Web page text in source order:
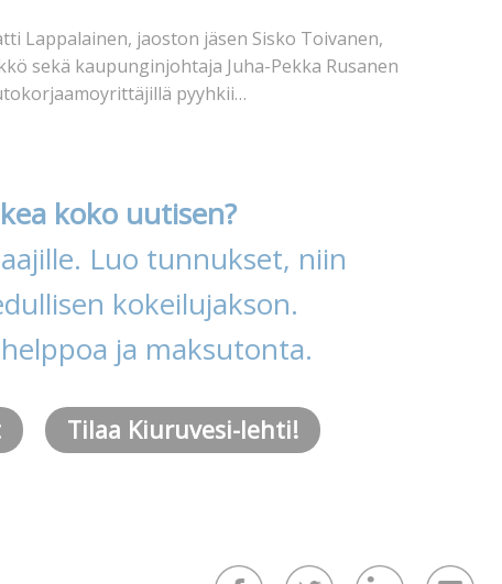
Lappalainen, jaoston jäsen Sisko Toivanen,
sekä kaupunginjohtaja Juha-Pekka Rusanen
pyyhkii…
koko uutisen?
Luo tunnukset, niin
kokeilujakson.
ja maksutonta.
Tilaa Kiuruvesi-lehti!